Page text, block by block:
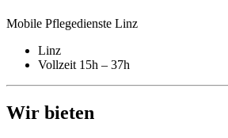
Mobile Pflegedienste Linz
Linz
Vollzeit 15h – 37h
Wir bieten